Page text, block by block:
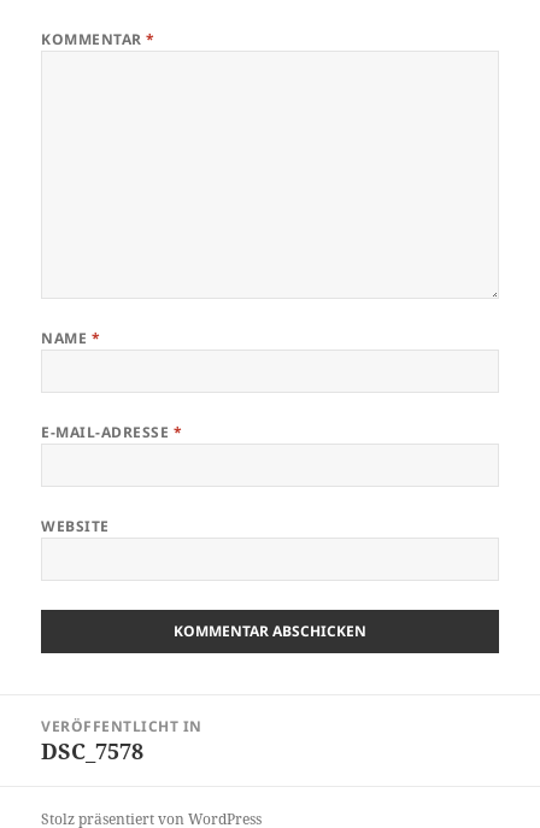
KOMMENTAR*
NAME *
E-MAIL-ADRESSE *
WEBSITE
VERÖFFENTLICHT IN
DSC_7578
Stolz präsentiert von WordPress